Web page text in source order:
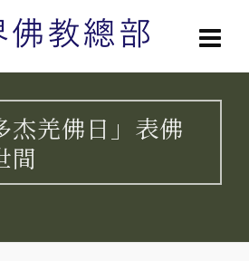
杰羌佛日」表佛
間